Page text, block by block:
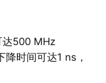
500 MHz
时间可达1 ns，